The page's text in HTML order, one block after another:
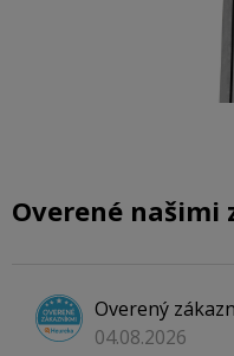
Overené našimi
Overený
04.08.2026